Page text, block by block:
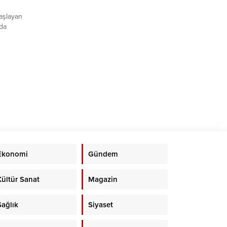
Gündem
Sanat Magazin
Siyaset